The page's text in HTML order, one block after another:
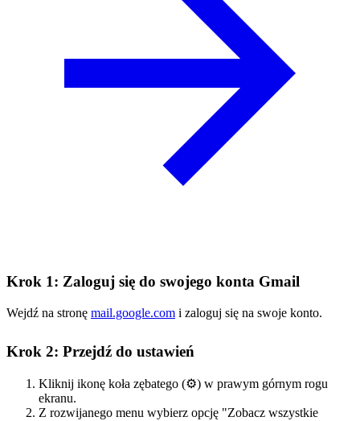
Krok 1: Zaloguj się do swojego konta Gmail
Wejdź na stronę mail.google.com i zaloguj się na swoje konto.
Krok 2: Przejdź do ustawień
Kliknij ikonę koła zębatego (⚙️) w prawym górnym rogu
ekranu.
Z rozwijanego menu wybierz opcję "Zobacz wszystkie